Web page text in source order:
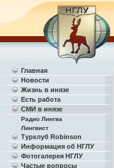
Главная
Новости
Жизнь в инязе
Есть работа
СМИ в инязе
Радио Лингва
Лингвист
Турклуб Robinson
Информация об НГЛУ
Фотогалерея НГЛУ
Частые вопросы